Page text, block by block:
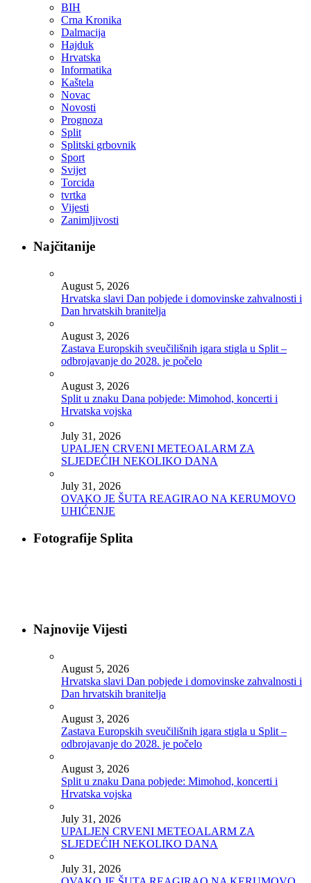
BIH
Crna Kronika
Dalmacija
Hajduk
Hrvatska
Informatika
Kaštela
Novac
Novosti
Prognoza
Split
Splitski grbovnik
Sport
Svijet
Torcida
tvrtka
Vijesti
Zanimljivosti
Najčitanije
August 5, 2026
Hrvatska slavi Dan pobjede i domovinske zahvalnosti i
Dan hrvatskih branitelja
August 3, 2026
Zastava Europskih sveučilišnih igara stigla u Split –
odbrojavanje do 2028. je počelo
August 3, 2026
Split u znaku Dana pobjede: Mimohod, koncerti i
Hrvatska vojska
July 31, 2026
UPALJEN CRVENI METEOALARM ZA
SLJEDEĆIH NEKOLIKO DANA
July 31, 2026
OVAKO JE ŠUTA REAGIRAO NA KERUMOVO
UHIĆENJE
Fotografije Splita
Najnovije Vijesti
August 5, 2026
Hrvatska slavi Dan pobjede i domovinske zahvalnosti i
Dan hrvatskih branitelja
August 3, 2026
Zastava Europskih sveučilišnih igara stigla u Split –
odbrojavanje do 2028. je počelo
August 3, 2026
Split u znaku Dana pobjede: Mimohod, koncerti i
Hrvatska vojska
July 31, 2026
UPALJEN CRVENI METEOALARM ZA
SLJEDEĆIH NEKOLIKO DANA
July 31, 2026